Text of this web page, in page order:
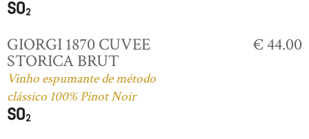
GIORGI 1870 CUVEE
STORICA BRUT
Vinho espumante de método
clássico 100% Pinot Noir
€ 44.00